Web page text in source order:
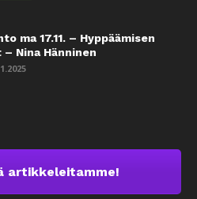
ma 17.11. – Hyppäämisen
Nina Hänninen
artikkeleitamme!